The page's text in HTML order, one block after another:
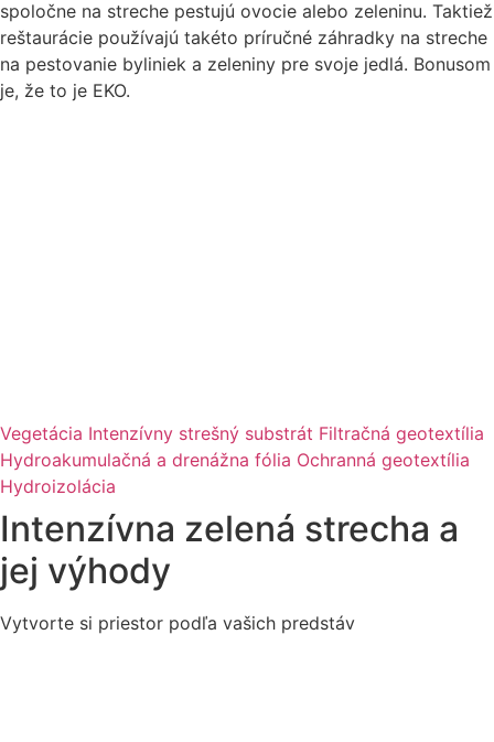
spoločne na streche pestujú ovocie alebo zeleninu. Taktiež
reštaurácie používajú takéto príručné záhradky na streche
na pestovanie byliniek a zeleniny pre svoje jedlá. Bonusom
je, že to je EKO.
Vegetácia Intenzívny strešný substrát Filtračná geotextília
Hydroakumulačná a drenážna fólia Ochranná geotextília
Hydroizolácia
Intenzívna zelená strecha a
jej výhody
Vytvorte si priestor podľa vašich predstáv